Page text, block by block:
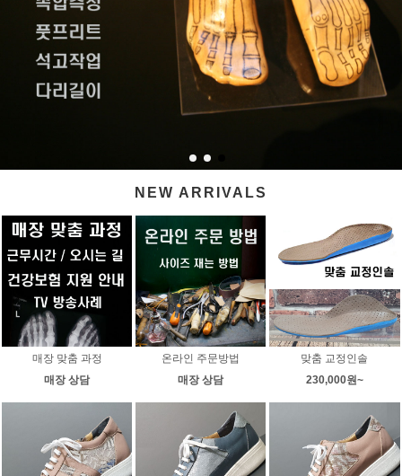
NEW ARRIVALS
매장 맞춤 과정
매장 상담
온라인 주문방법
매장 상담
맞춤 교정인솔
230,000원~